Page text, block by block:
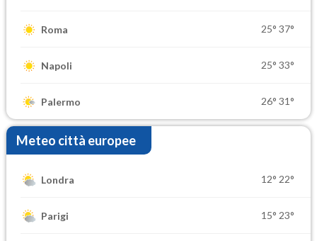
Roma 25° 37°
Napoli 25° 33°
Palermo 26° 31°
Meteo città europee
Londra 12° 22°
Parigi 15° 23°